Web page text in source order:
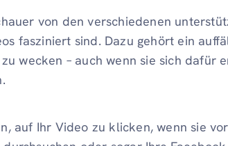
von den verschiedenen
fasziniert sind. Dazu gehört ein
wecken – auch wenn sie sich dafür
auf Ihr Video zu klicken, wenn sie